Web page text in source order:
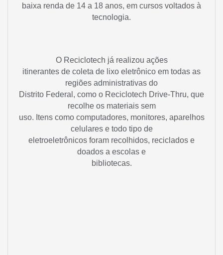
baixa renda de 14 a 18 anos, em cursos voltados à
tecnologia.
O Reciclotech já realizou ações
itinerantes de coleta de lixo eletrônico em todas as
regiões administrativas do
Distrito Federal, como o Reciclotech Drive-Thru, que
recolhe os materiais sem
uso. Itens como computadores, monitores, aparelhos
celulares e todo tipo de
eletroeletrônicos foram recolhidos, reciclados e
doados a escolas e
bibliotecas.